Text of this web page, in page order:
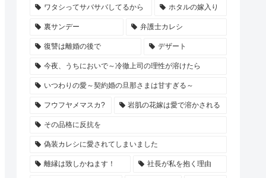
ワタシってサバサバしてるから ホタルの嫁入り
裏サンデー 弁護士カレシ
復讐は離婚の後で デザート
今夜、うちにおいで～冷徹上司の理性が溶けたら
いつわりの愛～契約婚の旦那さまは甘すぎる～
フウフヤメマスカ? 岩肌の花嫁は愛で溶かされる
その品格に反抗を
偽装カレシに愛されてしまいました
離縁は致しかねます！ 社長が私を抱く理由